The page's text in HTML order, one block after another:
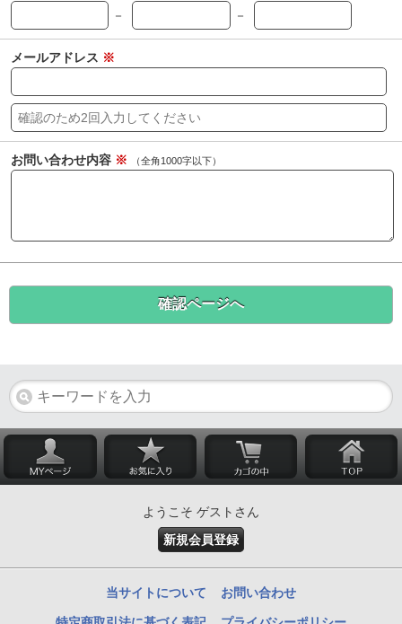
－
－
メールアドレス ※
お問い合わせ内容 ※ （全角1000字以下）
ようこそ ゲストさん
新規会員登録
当サイトについて お問い合わせ